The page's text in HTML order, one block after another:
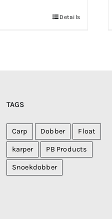
Details
TAGS
Carp Dobber Float
karper PB Products
Snoekdobber